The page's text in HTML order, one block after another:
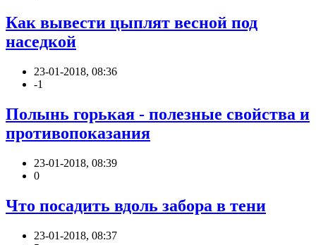
Как вывести цыплят весной под
наседкой
23-01-2018, 08:36
-1
Полынь горькая - полезные свойства и
противопоказания
23-01-2018, 08:39
0
Что посадить вдоль забора в тени
23-01-2018, 08:37